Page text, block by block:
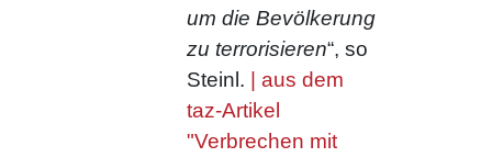
um die Bevölkerung
zu terrorisieren“, so
Steinl. | aus dem
taz-Artikel
"Verbrechen mit